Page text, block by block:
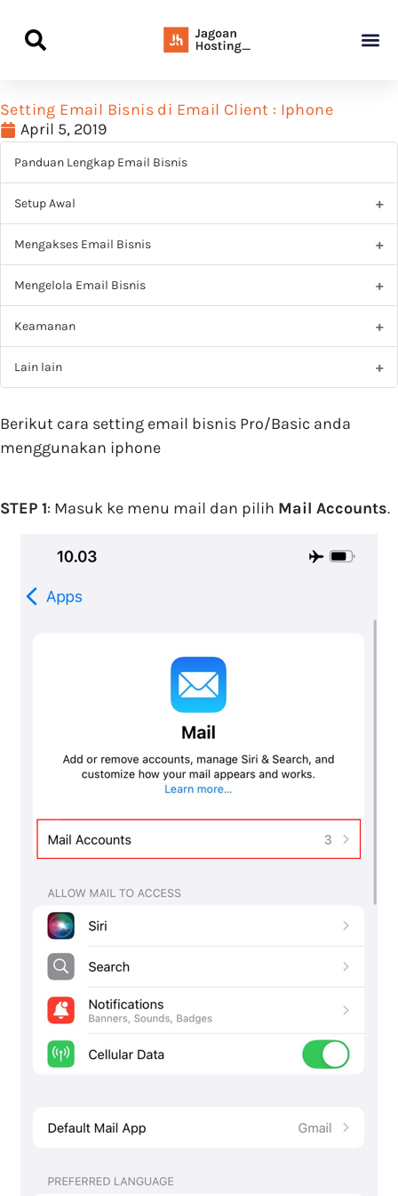
Setting Email Bisnis di Email Client : Iphone
April 5, 2019
Panduan Lengkap Email Bisnis
Setup Awal
Mengakses Email Bisnis
Mengelola Email Bisnis
Keamanan
Lain lain
Berikut cara setting email bisnis Pro/Basic anda
menggunakan iphone
STEP 1: Masuk ke menu mail dan pilih Mail Accounts.